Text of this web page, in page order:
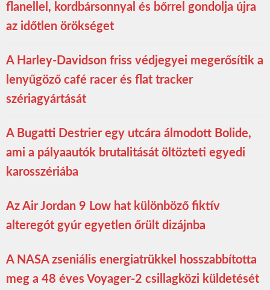
flanellel, kordbársonnyal és bőrrel gondolja újra
az időtlen örökséget
A Harley-Davidson friss védjegyei megerősítik a
lenyűgöző café racer és flat tracker
szériagyártását
A Bugatti Destrier egy utcára álmodott Bolide,
ami a pályaautók brutalitását öltözteti egyedi
karosszériába
Az Air Jordan 9 Low hat különböző fiktív
alteregót gyúr egyetlen őrült dizájnba
A NASA zseniális energiatrükkel hosszabbította
meg a 48 éves Voyager-2 csillagközi küldetését